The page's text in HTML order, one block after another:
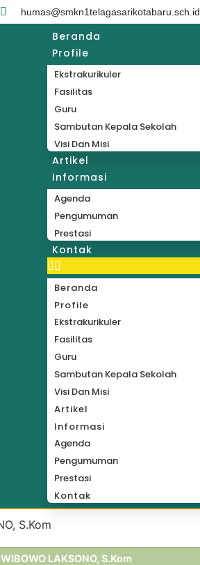
humas@smkn1telagasarikotabaru.sch.id
Beranda
Profile
Ekstrakurikuler
Fasilitas
Guru
Sambutan Kepala Sekolah
Visi Dan Misi
Artikel
Informasi
Agenda
Pengumuman
Prestasi
Kontak
Beranda
Profile
Ekstrakurikuler
Fasilitas
Guru
Sambutan Kepala Sekolah
Visi Dan Misi
Artikel
Informasi
Agenda
Pengumuman
Prestasi
Kontak
WIBOWO LAKSONO, S.Kom